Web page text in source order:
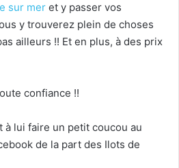
sur mer et y passer vos
y trouverez plein de choses
ailleurs !! Et en plus, à des prix
confiance !!
à lui faire un petit coucou au
de la part des Ilots de